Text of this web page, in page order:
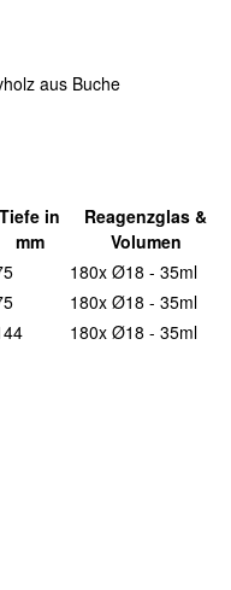
aus Buche
Tiefe in
mm
Reagenzglas &
Volumen
180x Ø18 - 35ml
180x Ø18 - 35ml
180x Ø18 - 35ml